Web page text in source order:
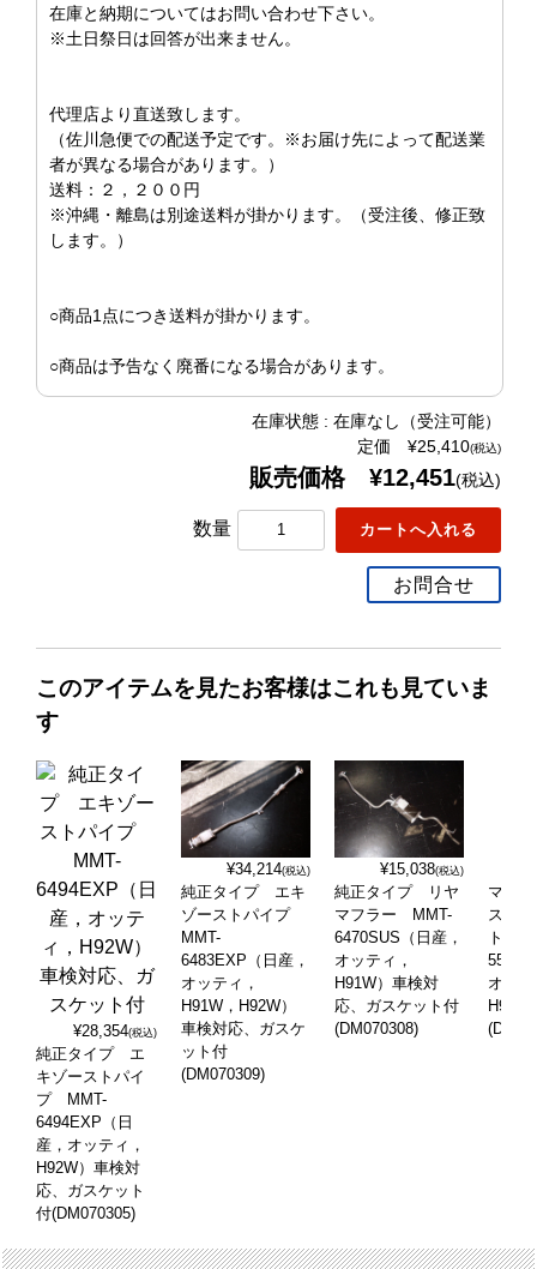
在庫と納期についてはお問い合わせ下さい。
※土日祭日は回答が出来ません。
代理店より直送致します。
（佐川急便での配送予定です。※お届け先によって配送業
者が異なる場合があります。）
送料：２，２００円
※沖縄・離島は別途送料が掛かります。（受注後、修正致
します。）
○商品1点につき送料が掛かります。
○商品は予告なく廃番になる場合があります。
在庫状態 : 在庫なし（受注可能）
定価 ¥25,410(税込)
販売価格 ¥12,451(税込)
数量
お問合せ
このアイテムを見たお客様はこれも見ていま
す
¥28,354(税込)
純正タイプ エ
キゾーストパイ
プ MMT-
6494EXP（日
産，オッティ，
H92W）車検対
応、ガスケット
付(DM070305)
¥34,214(税込)
純正タイプ エキ
ゾーストパイプ
MMT-
6483EXP（日産，
オッティ，
H91W，H92W）
車検対応、ガスケ
ット付
(DM070309)
¥15,038(税込)
純正タイプ リヤ
マフラー MMT-
6470SUS（日産，
オッティ，
H91W）車検対
応、ガスケット付
(DM070308)
マフ
スプ
ト
オッ
H91W